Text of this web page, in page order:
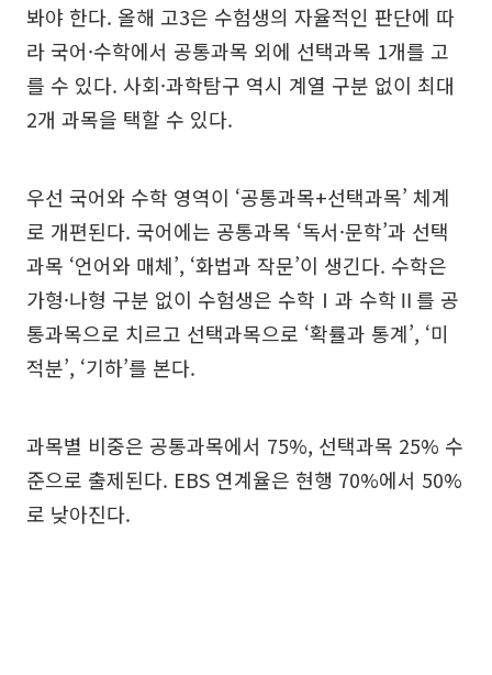
봐야 한다. 올해 고3은 수험생의 자율적인 판단에 따
라 국어·수학에서 공통과목 외에 선택과목 1개를 고
를 수 있다. 사회·과학탐구 역시 계열 구분 없이 최대
2개 과목을 택할 수 있다.
우선 국어와 수학 영역이 ‘공통과목+선택과목’ 체계
로 개편된다. 국어에는 공통과목 ‘독서·문학’과 선택
과목 ‘언어와 매체’, ‘화법과 작문’이 생긴다. 수학은
가형·나형 구분 없이 수험생은 수학Ⅰ과 수학Ⅱ를 공
통과목으로 치르고 선택과목으로 ‘확률과 통계’, ‘미
적분’, ‘기하’를 본다.
과목별 비중은 공통과목에서 75%, 선택과목 25% 수
준으로 출제된다. EBS 연계율은 현행 70%에서 50%
로 낮아진다.